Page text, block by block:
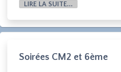
LIRE LA SUITE...
Soirées CM2 et 6ème